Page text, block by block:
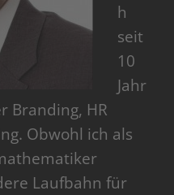
h
seit
10
Jahr
Branding, HR
Obwohl ich als
Laufbahn für